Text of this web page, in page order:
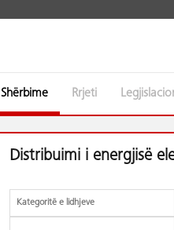
Shërbime Rrjeti
Distribuimi i energjisë
Kategoritë e lidhjeve